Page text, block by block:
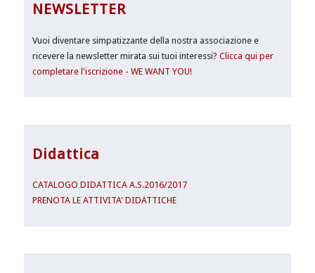
NEWSLETTER
Vuoi diventare simpatizzante della nostra associazione e
ricevere la newsletter mirata sui tuoi interessi?Clicca qui per
completare l'iscrizione - WE WANT YOU!
Didattica
CATALOGO DIDATTICA A.S.2016/2017
PRENOTA LE ATTIVITA' DIDATTICHE